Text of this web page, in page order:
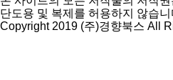
단도용 및 복제를 허용하지 않습니
Copyright 2019 (주)경향북스 All